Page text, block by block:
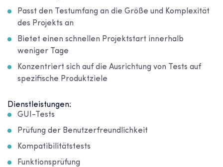
Passt den Testumfang an die Größe und Komplexität
des Projekts an
Bietet einen schnellen Projektstart innerhalb
weniger Tage
Konzentriert sich auf die Ausrichtung von Tests auf
spezifische Produktziele
Dienstleistungen:
GUI-Tests
Prüfung der Benutzerfreundlichkeit
Kompatibilitätstests
Funktionsprüfung